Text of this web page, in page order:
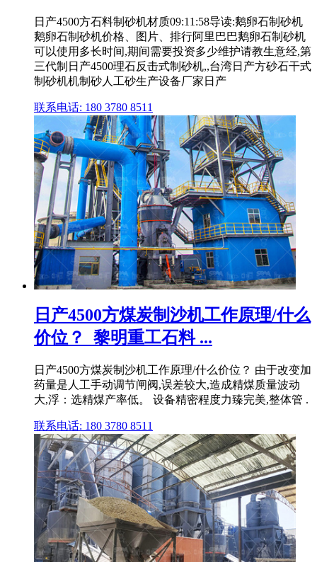
日产4500方石料制砂机材质09:11:58导读:鹅卵石制砂机
鹅卵石制砂机价格、图片、排行阿里巴巴鹅卵石制砂机
可以使用多长时间,期间需要投资多少维护请教生意经,第
三代制日产4500理石反击式制砂机,,台湾日产方砂石干式
制砂机机制砂人工砂生产设备厂家日产
联系电话: 180 3780 8511
日产4500方煤炭制沙机工作原理/什么
价位？_黎明重工石料 ...
日产4500方煤炭制沙机工作原理/什么价位？ 由于改变加
药量是人工手动调节闸阀,误差较大,造成精煤质量波动
大,浮：选精煤产率低。 设备精密程度力臻完美,整体管 .
联系电话: 180 3780 8511